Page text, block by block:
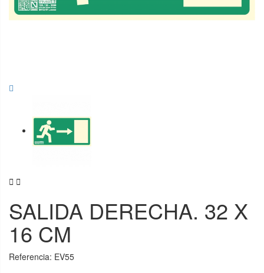
 
SALIDA DERECHA. 32 X
16 CM
Referencia: EV55